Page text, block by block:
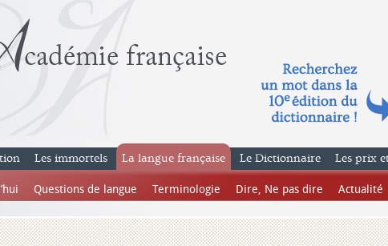
Les immortels La langue française
Questions de langue Terminologie Dire, Ne pas dire Actualité
Le Dictionnaire Les prix